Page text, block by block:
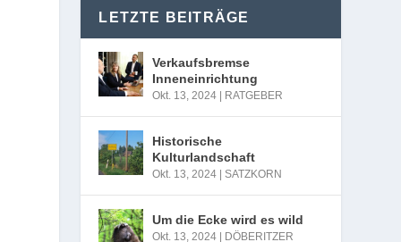
LETZTE BEITRÄGE
Verkaufsbremse
Inneneinrichtung
Okt. 13, 2024 RATGEBER
Historische
Kulturlandschaft
Okt. 13, 2024 |SATZKORN
Um die Ecke wird es wild
Okt. 13, 2024
DÖBERITZER